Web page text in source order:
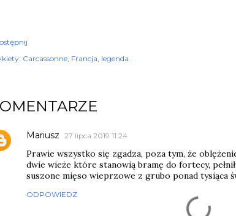
Carcassonne Francja legenda
Mariusz 27 lipca 2019 11:24
Prawie wszystko się zgadza, poza tym, że
dwie wieże które stanowią bramę do fortecy,
suszone mięso wieprzowe z grubo ponad tysiąca
ODPOWIEDZ